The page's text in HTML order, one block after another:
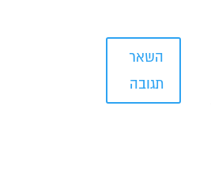
השאר
תגובה